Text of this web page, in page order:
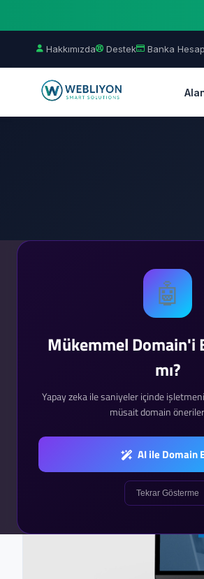
Hakkımızda Destek Banka
🤖
Mükemmel Domain'i
mı?
Yapay zeka ile saniyeler içinde
müsait domain
AI ile Domain
Tekrar Gösterme